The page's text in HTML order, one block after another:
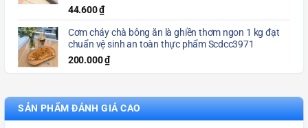
44.600₫
Cơm cháy chà bông ăn là ghiền thơm ngon 1 kg đạt
chuẩn vệ sinh an toàn thực phẩm Scdcc3971
200.000₫
SẢN PHẨM ĐÁNH GIÁ CAO